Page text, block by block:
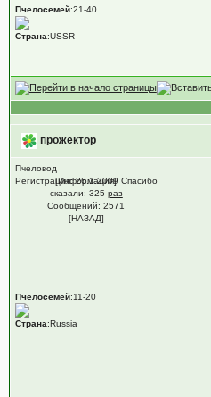
Пчелосемей:21-40
Страна:USSR
прожектор
Пчеловод
[Информация]
Регистрация: 26.1.2009 Спасибо
сказали: 325 раз
Сообщений: 2571
[НАЗАД]
Пчелосемей:11-20
Страна:Russia